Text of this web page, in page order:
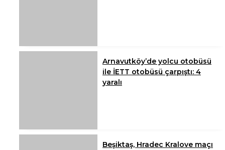
Arnavutköy’de yolcu otobüsü
ile İETT otobüsü çarpıştı: 4
yaralı
Beşiktaş, Hradec Kralove maçı